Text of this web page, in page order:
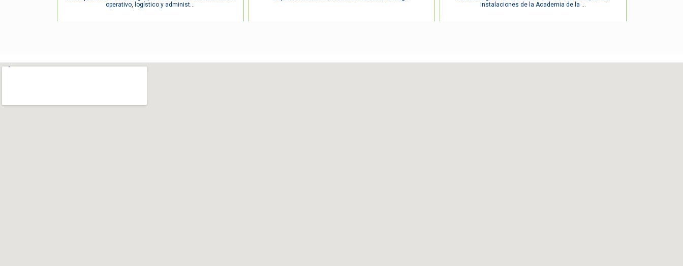
operativo, logístico y administ...
instalaciones de la Academia de la ...